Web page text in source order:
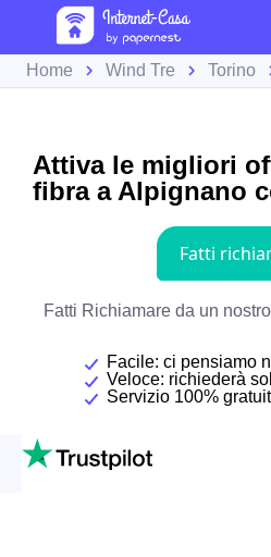
Home Wind Tre Torino